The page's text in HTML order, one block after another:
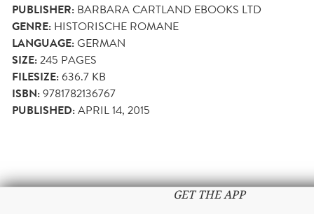
PUBLISHER: BARBARA CARTLAND EBOOKS LTD
GENRE: HISTORISCHE ROMANE
LANGUAGE:GERMAN
SIZE:245 PAGES
FILESIZE:636.7 KB
ISBN:9781782136767
PUBLISHED:APRIL 14, 2015
GET THE APP